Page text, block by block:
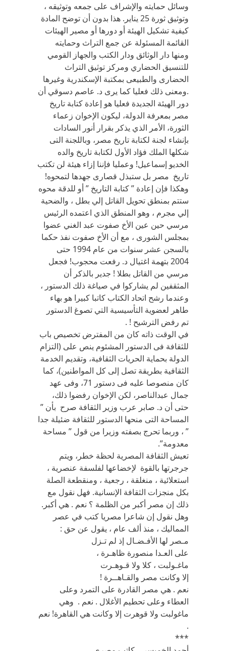
وسائل حمايته والإشراف على جمعه وتوثيقه ،
وتوثيق ثورة 25 يناير. هذا بدون أن توضح المادة
كيفية تشكيل الهيئة أو دورها أو مصير الهيئات
القائمة المسئولة عن جمع التراث وحمايته
ومنها دار الوثائق ودار الكتب والجهاز القومي
للتنسيق الحضاري ومركز توثيق التراث
الحضارى والطبيعى بمكتبة الإسكندرية وغيرها
.ومعنى ذلك فعليا كما يرى د. عاصم دسوقي أن
دور الهيئة الجديدة فعليا هو إعادة كتابة تاريخ
مصر بمعرفة الدولة، ليكون الإخوان زعماء
الثورة، الأمر الذي يذكر بقرار أنور السادات
بإنشاء لجنة لكتابة تاريخ مصر، وباللجنة التى
شكلها الملك فؤاد الأول لكتابة تاريخ والده
الخديو إسماعيل! وعمليا فإننا إزاء هيئة لن تكتب
تاريخ مصر بل ستبذل قصارى جهدها لتمحوه!
وهكذا فإن إعادة ” كتابة التاريخ ” أو للدقة محوه
ستتم بمنطق تحويل القاتل إلي بطل ، والضحية
إلي مجرم ، وهو المنطق الذي اعتمده الرئيس
مرسي حين عين الأخ صفوت عبد الغني عضوا
بمجلس الشورى ، مع أن الأخ صفوت نفذ حكما
بالسجن عشر سنوات من عام 1994 حتى
2004 بتهمة اغتيال د. رفعت محجوب! فجعل
مرسي من القاتل بطلا ! جدير بالذكر أن
المثقفين لم يشاركوا في صياغة ذلك الدستور ،
وعندما رشح اتحاد الكتاب كاتبا كبيرا هو بهاء
طاهر لعضوية التأسيسية التي تصوغ الدستور
تم رفض الترشيح ! .
في الوقت ذاته كان من المفترض تخصيص باب
للثقافة فى الدستور المشئوم ينص على (التزام
الدولة بحماية الحريات الثقافية، وتقديم الخدمة
الثقافية بطريقة تصل إلى كل المواطنين)، كما
كان منصوصا عليه فى دستور 71، وفى عهد
جمال عبدالناصر، لكن الإخوان رفضوا ذلك،
حتى أن د. صابر عرب وزير الثقافة صرح بأن ”
المساحة التى منحها الدستور للثقافة ضئيلة جدا
” ، وربما تحرج بصفته وزيرا من قول ” مساحة
معدومة”.
تعيش الثقافة المصرية لحظة خطر، ويتم
جرجرتها بالقوة لإخضاعها لفلسفة عنصرية ،
استعلائية ، منغلقة ، رجعية ، ومنقطعة الصلة
بكل منجزات الثقافة الإنسانية. فهل نقول مع
ذلك إن مصر أكبر من الظلمة ؟ نعم . هي أكبر.
وهل نقول إن شاعرا مصريا كتب في عصر
المماليك ، منذ ألف عام ، يقول عن حق :
مـصر لها الأفـضـال إذ لم تـزل
على العـدا منصورة ظاهـرة ،
ماغـولبت ، كلا ولا قـوهـرت
إلا وكانت مصر والقـاهــرة !
نعم . هي مصر القادرة على التمرد وعلى
العطاء وعلى تحطيم الأغلال . نعم . وهي
ماغولبت ولا قوهرت إلا وكانت هي القاهرة! نعم
.
***